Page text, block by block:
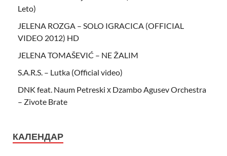
Leto)
JELENA ROZGA – SOLO IGRACICA (OFFICIAL
VIDEO 2012) HD
JELENA TOMAŠEVIĆ – NE ŽALIM
S.A.R.S. – Lutka (Official video)
DNK feat. Naum Petreski х Dzambo Agusev Orchestra
– Zivote Brate
КАЛЕНДАР